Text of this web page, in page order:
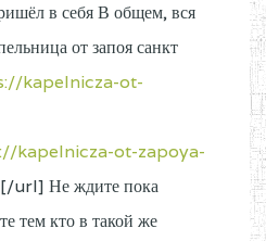
в себя В общем, вся
от запоя санкт
kapelnicza-ot-
kapelnicza-ot-zapoya-
[/url] Не ждите пока
тем кто в такой же